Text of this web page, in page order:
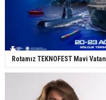
Rotamız TEKNOFEST Mavi Vatan